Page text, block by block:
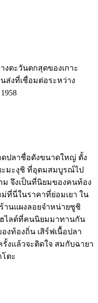
งตะวันตกสุดของเกาะ
ส่งที่เชื่อมต่อระหว่าง
ดปลาชื่อดังขนาดใหญ่ ตั้ง
ะมะงุชิ ที่อุดมสมบูรณ์ไป
จึงเป็นที่นิยมของคนท้อง
ที่นี่ในราคาที่ย่อมเยา ใน
านแผงลอยจำหน่ายซูชิ
ไลต์ที่คนนิยมมาทานกัน
งท้องถิ่น เสิร์ฟเนื้อปลา
งแล้วจะติดใจ สมกับฉายา
ตะ